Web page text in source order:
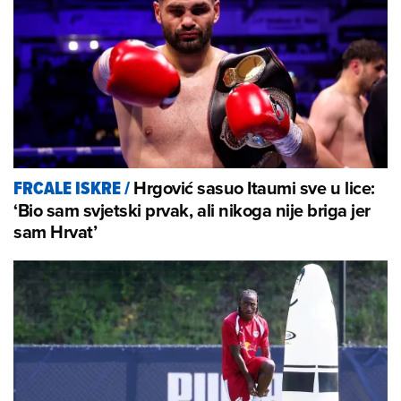
FRCALE ISKRE/Hrgović sasuo Itaumi sve u lice:
‘Bio sam svjetski prvak, ali nikoga nije briga jer
sam Hrvat’